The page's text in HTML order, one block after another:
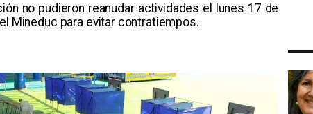
no pudieron reanudar actividades el lunes 17 de
Mineduc para evitar contratiempos.